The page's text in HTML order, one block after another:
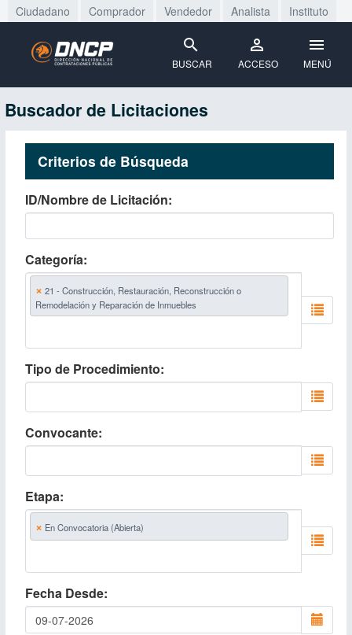
Ciudadano Comprador Vendedor Analista Instituto
BUSCAR ACCESO MENÚ
Buscador de Licitaciones
Criterios de Búsqueda
ID/Nombre de Licitación
Categoría
× 21 - Construcción, Restauración, Reconstrucción o
Remodelación y Reparación de Inmuebles
Tipo de Procedimiento
Convocante
Etapa
× En Convocatoria (Abierta)
Fecha Desde